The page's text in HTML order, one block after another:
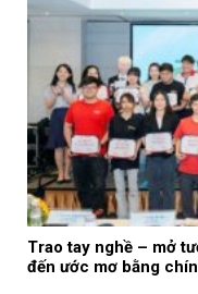
Trao tay nghề – mở
đến ước mơ bằng